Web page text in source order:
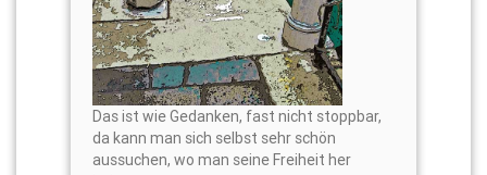
Das ist wie Gedanken, fast nicht stoppbar,
da kann man sich selbst sehr schön
aussuchen, wo man seine Freiheit her